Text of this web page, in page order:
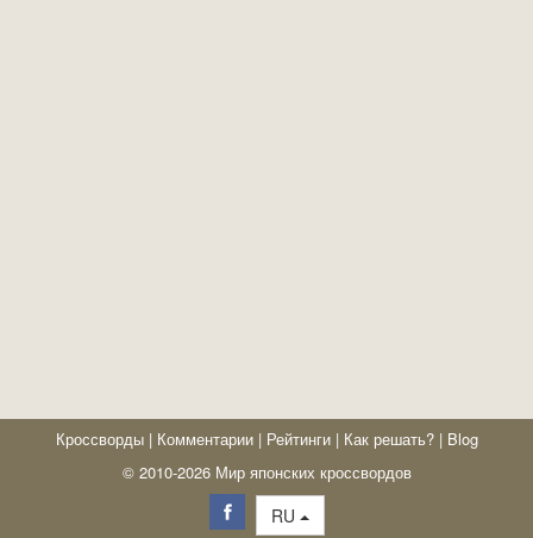
Кроссворды | Комментарии | Рейтинги | Как решать? | Blog
© 2010-2026 Мир японских кроссвордов
RU